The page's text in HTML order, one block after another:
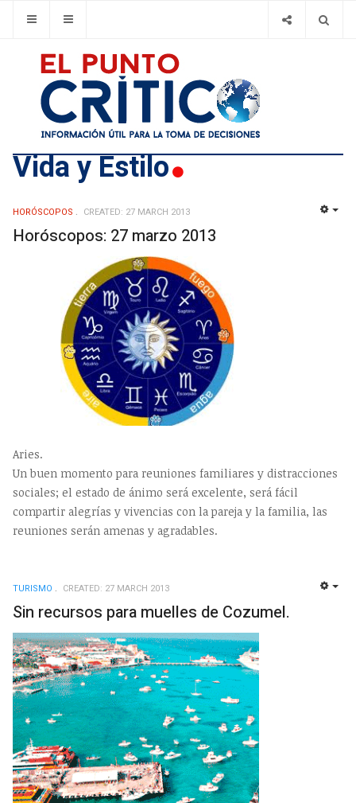
Vida y Estilo
HORÓSCOPOS CREATED: 27 MARCH 2013
Horóscopos: 27 marzo 2013
Aries.
Un buen momento para reuniones familiares y distracciones
sociales; el estado de ánimo será excelente, será fácil
compartir alegrías y vivencias con la pareja y la familia, las
reuniones serán amenas y agradables.
TURISMO CREATED: 27 MARCH 2013
Sin recursos para muelles de Cozumel.